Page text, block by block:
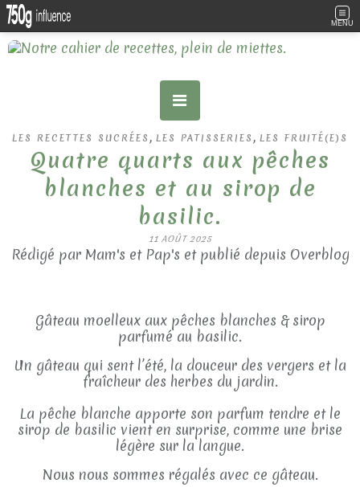
MENU
LES RECETTES SUCRÉES , LES PATISSERIES , LES FRUITÉ(E)S
Quatre quarts aux pêches
blanches et au sirop de
basilic.
11 AOÛT 2025
Rédigé par Mam's et Pap's et publié depuis Overblog
Gâteau moelleux aux pêches blanches & sirop
parfumé au basilic.
Un gâteau qui sent l’été, la douceur des vergers et la
fraîcheur des herbes du jardin.
La pêche blanche apporte son parfum tendre et le
sirop de basilic vient en surprise, comme une brise
légère sur la langue.
Nous nous sommes régalés avec ce gâteau.